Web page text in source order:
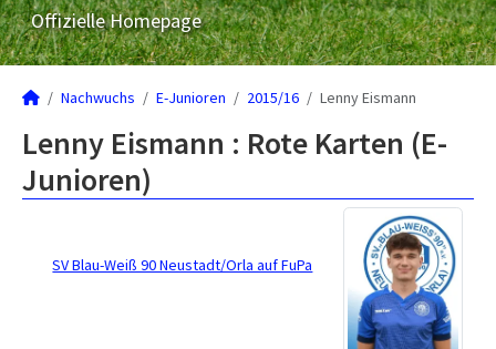
Offizielle Homepage
Nachwuchs E-Junioren 2015/16 Lenny Eismann
Lenny Eismann : Rote Karten (E-
Junioren)
SV Blau-Weiß 90 Neustadt/Orla auf FuPa